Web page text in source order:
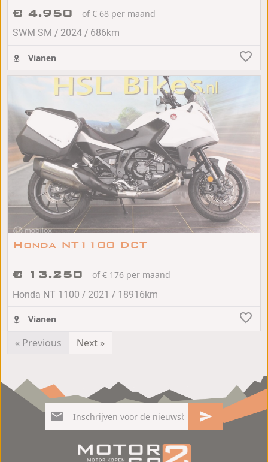
€ 4.950
of € 68 per maand
SWM SM / 2024 / 686km
Vianen
Honda NT1100 DCT
€ 13.250
of € 176 per maand
Honda NT 1100 / 2021 / 18916km
Vianen
« Previous Next »